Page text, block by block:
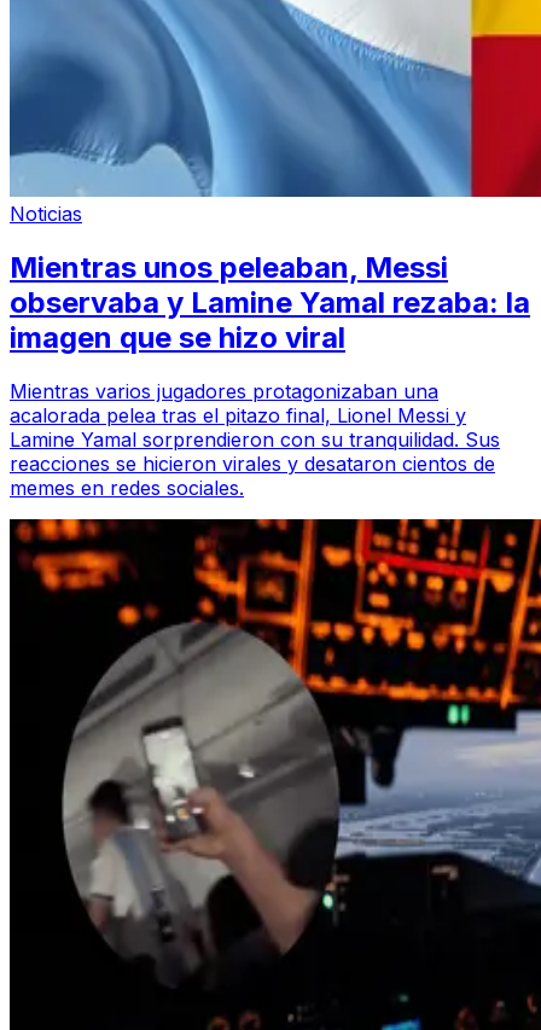
Noticias
Mientras unos peleaban, Messi
observaba y Lamine Yamal rezaba: la
imagen que se hizo viral
Mientras varios jugadores protagonizaban una
acalorada pelea tras el pitazo final, Lionel Messi y
Lamine Yamal sorprendieron con su tranquilidad. Sus
reacciones se hicieron virales y desataron cientos de
memes en redes sociales.